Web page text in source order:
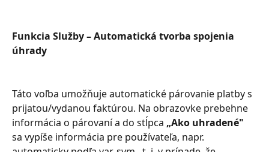
Funkcia Služby – Automatická tvorba spojenia
úhrady
Táto voľba umožňuje automatické párovanie platby s
prijatou/vydanou faktúrou. Na obrazovke prebehne
informácia o párovaní a do stĺpca „Ako uhradené"
sa vypíše informácia pre používateľa, napr.